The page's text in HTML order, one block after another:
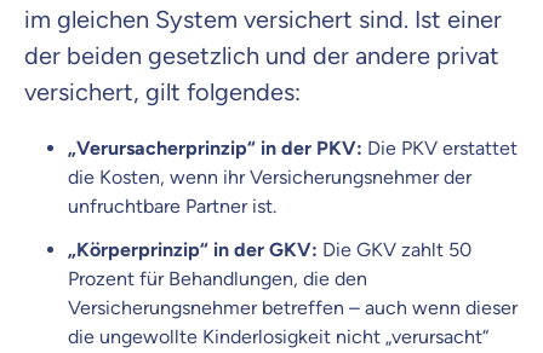
im gleichen System versichert sind. Ist einer
der beiden gesetzlich und der andere privat
versichert, gilt folgendes:
„Verursacherprinzip“ in der PKV: Die PKV erstattet
die Kosten, wenn ihr Versicherungsnehmer der
unfruchtbare Partner ist.
„Körperprinzip“ in der GKV: Die GKV zahlt 50
Prozent für Behandlungen, die den
Versicherungsnehmer betreffen – auch wenn dieser
die ungewollte Kinderlosigkeit nicht „verursacht“